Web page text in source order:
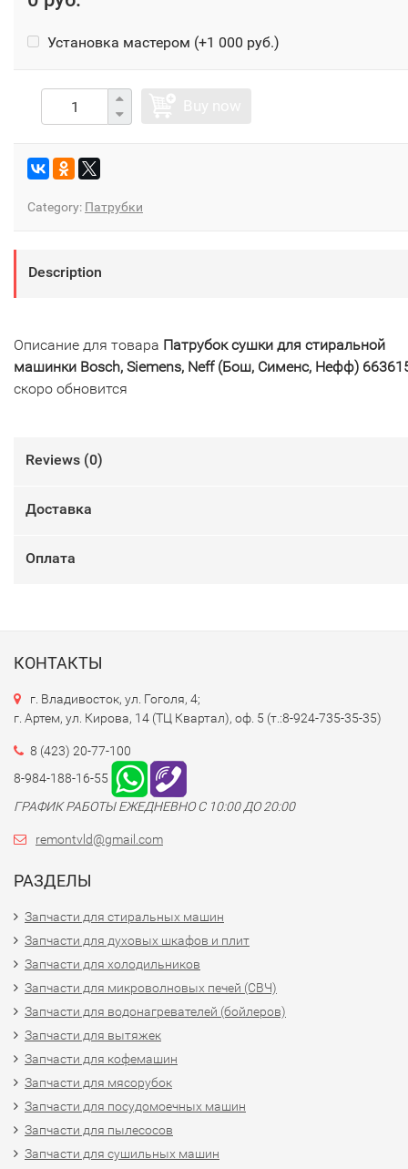
Установка мастером (+1 000 руб.)
Category: Патрубки
Description
Описание для товара Патрубок сушки для стиральной
машинки Bosch, Siemens, Neff (Бош, Сименс, Нефф)
скоро обновится
Reviews (0)
Доставка
Оплата
КОНТАКТЫ
г. Владивосток, ул. Гоголя, 4;
г. Артем, ул. Кирова, 14 (ТЦ Квартал), оф. 5 (т.:8-924-735-35-35)
8 (423) 20-77-100
8-984-188-16-55
ГРАФИК РАБОТЫ ЕЖЕДНЕВНО С 10:00 ДО 20:00
remontvld@gmail.com
РАЗДЕЛЫ
Запчасти для стиральных машин
Запчасти для духовых шкафов и плит
Запчасти для холодильников
Запчасти для микроволновых печей (СВЧ)
Запчасти для водонагревателей (бойлеров)
Запчасти для вытяжек
Запчасти для кофемашин
Запчасти для мясорубок
Запчасти для посудомоечных машин
Запчасти для пылесосов
Запчасти для сушильных машин